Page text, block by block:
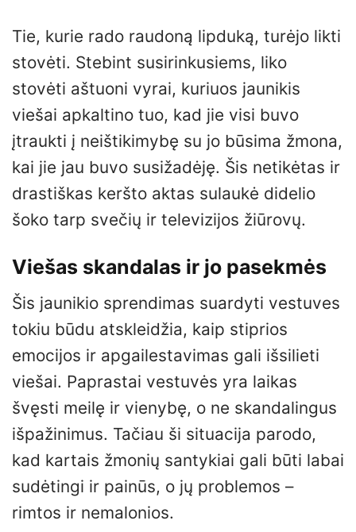
Tie, kurie rado raudoną lipduką, turėjo likti
stovėti. Stebint susirinkusiems, liko
stovėti aštuoni vyrai, kuriuos jaunikis
viešai apkaltino tuo, kad jie visi buvo
įtraukti į neištikimybę su jo būsima žmona,
kai jie jau buvo susižadėję. Šis netikėtas ir
drastiškas keršto aktas sulaukė didelio
šoko tarp svečių ir televizijos žiūrovų.
Viešas skandalas ir jo pasekmės
Šis jaunikio sprendimas suardyti vestuves
tokiu būdu atskleidžia, kaip stiprios
emocijos ir apgailestavimas gali išsilieti
viešai. Paprastai vestuvės yra laikas
švęsti meilę ir vienybę, o ne skandalingus
išpažinimus. Tačiau ši situacija parodo,
kad kartais žmonių santykiai gali būti labai
sudėtingi ir painūs, o jų problemos –
rimtos ir nemalonios.